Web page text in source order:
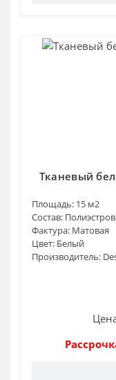
Тканевый
Площадь: 15 м2
Состав:
Фактура: Матовая
Цвет: Белый
Производитель: